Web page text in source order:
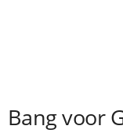
Bang voor